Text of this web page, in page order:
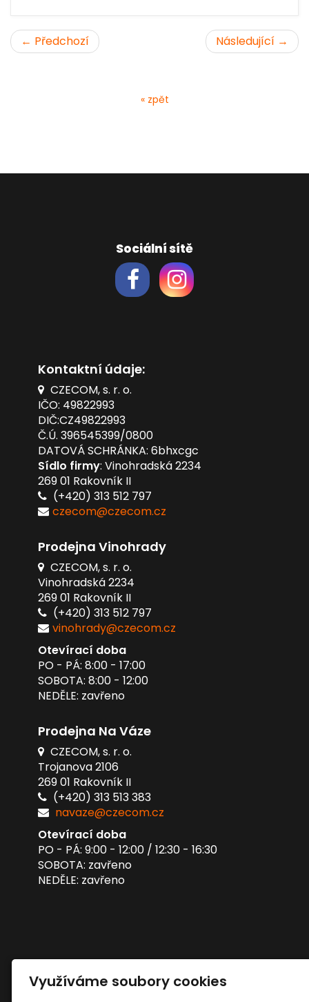
← Předchozí Následující →
« zpět
Sociální sítě
Kontaktní údaje:
CZECOM, s. r. o.
IČO: 49822993
DIČ:CZ49822993
Č.Ú. 396545399/0800
DATOVÁ SCHRÁNKA: 6bhxcgc
Sídlo firmy: Vinohradská 2234
269 01 Rakovník II
(+420) 313 512 797
czecom@czecom.cz
Prodejna Vinohrady
CZECOM, s. r. o.
Vinohradská 2234
269 01 Rakovník II
(+420) 313 512 797
vinohrady@czecom.cz
Otevírací doba
PO - PÁ: 8:00 - 17:00
SOBOTA: 8:00 - 12:00
NEDĚLE: zavřeno
Prodejna Na Váze
CZECOM, s. r. o.
Trojanova 2106
269 01 Rakovník II
(+420) 313 513 383
navaze@czecom.cz
Otevírací doba
PO - PÁ: 9:00 - 12:00 / 12:30 - 16:30
SOBOTA: zavřeno
NEDĚLE: zavřeno
Využíváme soubory cookies